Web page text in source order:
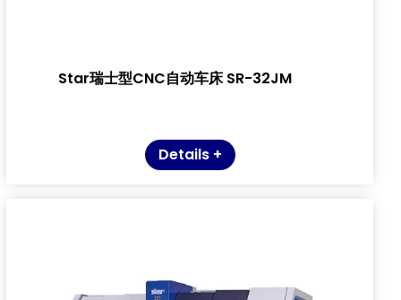
Star瑞士型CNC自动车床 SR-32JM
Details +